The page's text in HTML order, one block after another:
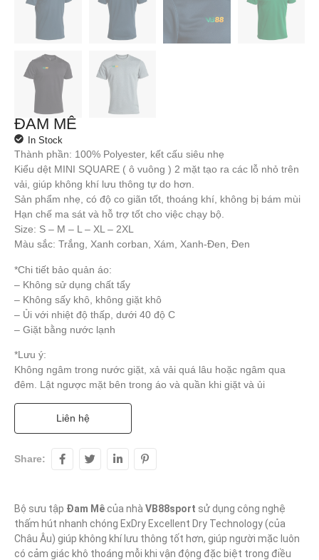
ĐAM MÊ
In Stock
Thành phần: 100% Polyester, kết cấu siêu nhẹ
Kiểu dệt MINI SQUARE ( ô vuông ) 2 mặt tạo ra các lỗ nhỏ trên
vải, giúp không khí lưu thông tự do hơn.
Sản phẩm nhẹ, có độ co giãn tốt, thoáng khí, không bị bám mùi
Hạn chế ma sát và hỗ trợ tốt cho việc chạy bộ.
Size: S – M – L – XL – 2XL
Màu sắc: Trắng, Xanh corban, Xám, Xanh-Đen, Đen
*Chi tiết bảo quản áo:
– Không sử dụng chất tẩy
– Không sấy khô, không giặt khô
– Ủi với nhiệt độ thấp, dưới 40 độ C
– Giặt bằng nước lạnh
*Lưu ý:
Không ngâm trong nước giặt, xả vải quá lâu hoặc ngâm qua
đêm. Lật ngược mặt bên trong áo và quần khi giặt và ủi
Liên hệ
Share:
Bộ sưu tập Đam Mê của nhà VB88sport sử dụng công nghệ
thấm hút nhanh chóng ExDry Excellent Dry Technology (của
Châu Âu) giúp không khí lưu thông tốt hơn, giúp người mặc luôn
có cảm giác khô thoáng mỗi khi vận động đặc biệt trong điều